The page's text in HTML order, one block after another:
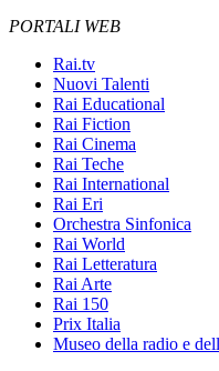
PORTALI WEB
Rai.tv
Nuovi Talenti
Rai Educational
Rai Fiction
Rai Cinema
Rai Teche
Rai International
Rai Eri
Orchestra Sinfonica
Rai World
Rai Letteratura
Rai Arte
Rai 150
Prix Italia
Museo della radio e